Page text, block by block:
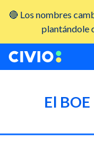
🔴 Los nombres
plantándole
El